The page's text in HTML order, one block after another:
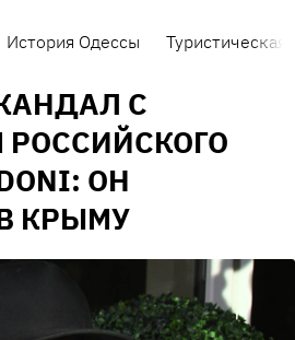
История Одессы Туристическая
С
ОН
КРЫМУ